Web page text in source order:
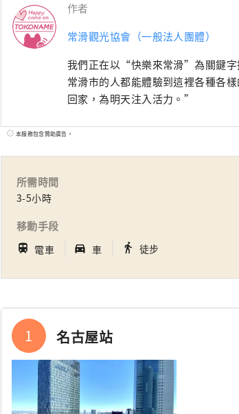
作者
常滑觀光協會（一般法人團體）
我們正在以“快樂來常滑”為關鍵
常滑市的人都能體驗到這裡各種各
回家，為明天注入活力。”
本服務包含贊助廣告。
所需時間
3-5小時
移動手段
train 電車 directions_car_filled 車 directions_walk 徒步
1 名古屋站